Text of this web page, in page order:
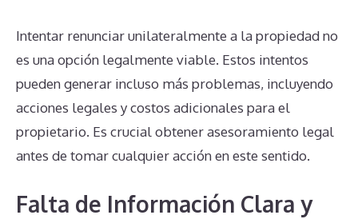
Intentar renunciar unilateralmente a la propiedad no
es una opción legalmente viable. Estos intentos
pueden generar incluso más problemas, incluyendo
acciones legales y costos adicionales para el
propietario. Es crucial obtener asesoramiento legal
antes de tomar cualquier acción en este sentido.
Falta de Información Clara y